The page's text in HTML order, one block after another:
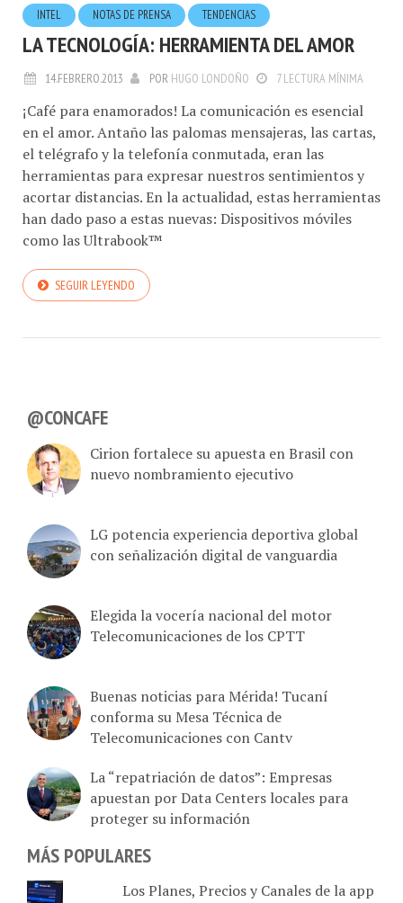
INTEL NOTAS DE PRENSA TENDENCIAS
LA TECNOLOGÍA: HERRAMIENTA DEL AMOR
14.FEBRERO.2013 POR HUGO LONDOÑO 7 LECTURA MÍNIMA
¡Café para enamorados! La comunicación es esencial
en el amor. Antaño las palomas mensajeras, las cartas,
el telégrafo y la telefonía conmutada, eran las
herramientas para expresar nuestros sentimientos y
acortar distancias. En la actualidad, estas herramientas
han dado paso a estas nuevas: Dispositivos móviles
como las Ultrabook™
SEGUIR LEYENDO
@CONCAFE
Cirion fortalece su apuesta en Brasil con
nuevo nombramiento ejecutivo
LG potencia experiencia deportiva global
con señalización digital de vanguardia
Elegida la vocería nacional del motor
Telecomunicaciones de los CPTT
Buenas noticias para Mérida! Tucaní
conforma su Mesa Técnica de
Telecomunicaciones con Cantv
La “repatriación de datos”: Empresas
apuestan por Data Centers locales para
proteger su información
MÁS POPULARES
Los Planes, Precios y Canales de la app